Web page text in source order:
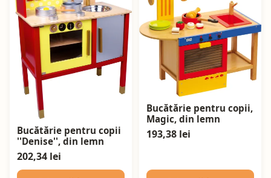
Bucătărie pentru copii
''Denise'', din lemn
202,34 lei
Bucătărie pentru copii,
Magic, din lemn
193,38 lei